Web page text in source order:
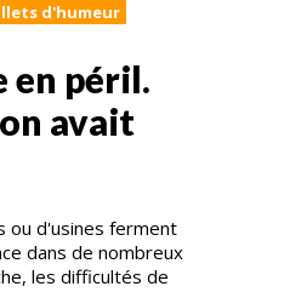
d'humeur
en péril.
avait
ou d'usines ferment
dans de nombreux
les difficultés de